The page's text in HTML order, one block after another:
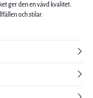
ger den en vävd kvalitet.
och stilar.